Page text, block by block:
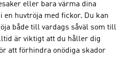
eller bara värma dina
en huvtröja med fickor. Du kan
både till vardags såväl som till
är viktigt att du håller dig
att förhindra onödiga skador